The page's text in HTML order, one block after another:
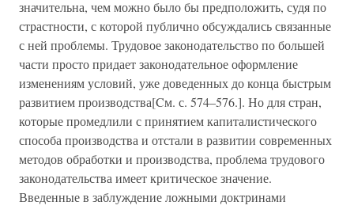
значительна, чем можно было бы предположить, судя по
страстности, с которой публично обсуждались связанные
с ней проблемы. Трудовое законодательство по большей
части просто придает законодательное оформление
изменениям условий, уже доведенных до конца быстрым
развитием производства[Cм. с. 574–576.]. Но для стран,
которые промедлили с принятием капиталистического
способа производства и отстали в развитии современных
методов обработки и производства, проблема трудового
законодательства имеет критическое значение.
Введенные в заблуждение ложными доктринами